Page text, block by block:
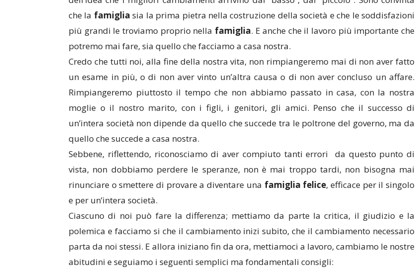
che la famigliasia la prima pietra nella costruzione della società e che le soddisfazioni
più grandi le troviamo proprio nella famiglia. E anche che il lavoro più importante che
potremo mai fare, sia quello che facciamo a casa nostra.
Credo che tutti noi, alla fine della nostra vita, non rimpiangeremo mai di non aver fatto
un esame in più, o di non aver vinto un’altra causa o di non aver concluso un affare.
Rimpiangeremo piuttosto il tempo che non abbiamo passato in casa, con la nostra
moglie o il nostro marito, con i figli, i genitori, gli amici. Penso che il successo di
un’intera società non dipende da quello che succede tra le poltrone del governo, ma da
quello che succede a casa nostra.
Sebbene, riflettendo, riconosciamo di aver compiuto tanti errori da questo punto di
vista, non dobbiamo perdere le speranze, non è mai troppo tardi, non bisogna mai
rinunciare o smettere di provare a diventare una famiglia felice, efficace per il singolo
e per un’intera società.
Ciascuno di noi può fare la differenza; mettiamo da parte la critica, il giudizio e la
polemica e facciamo si che il cambiamento inizi subito, che il cambiamento necessario
parta da noi stessi. E allora iniziano fin da ora, mettiamoci a lavoro, cambiamo le nostre
abitudini e seguiamo i seguenti semplici ma fondamentali consigli: